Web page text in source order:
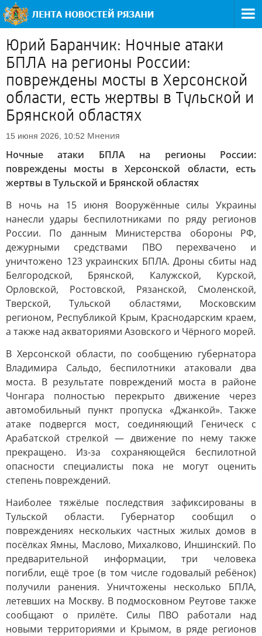
Юрий Баранчик: Ночные атаки
БПЛА на регионы России:
повреждены мосты в Херсонской
области, есть жертвы в Тульской и
Брянской областях
15 июня 2026, 10:52 Мнения
Ночные атаки БПЛА на регионы России:
повреждены мосты в Херсонской области, есть
жертвы в Тульской и Брянской областях
В ночь на 15 июня Вооружённые силы Украины
нанесли удары беспилотниками по ряду регионов
России. По данным Министерства обороны РФ,
дежурными средствами ПВО перехвачено и
уничтожено 123 украинских БПЛА. Дроны сбиты над
Белгородской, Брянской, Калужской, Курской,
Орловской, Ростовской, Рязанской, Смоленской,
Тверской, Тульской областями, Московским
регионом, Республикой Крым, Краснодарским краем,
а также над акваториями Азовского и Чёрного морей.
В Херсонской области, по сообщению губернатора
Владимира Сальдо, беспилотники атаковали два
моста. В результате повреждений моста в районе
Чонгара полностью перекрыто движение через
автомобильный пункт пропуска «Джанкой». Также
атаке подвергся мост, соединяющий Геническ с
Арабатской стрелкой — движение по нему также
прекращено. Из-за сохраняющейся беспилотной
опасности специалисты пока не могут оценить
степень повреждений.
Наиболее тяжёлые последствия зафиксированы в
Тульской области. Губернатор сообщил о
повреждениях нескольких частных жилых домов в
посёлках Ямны, Маслово, Михалково, Иншинский. По
предварительной информации, три человека
погибли, ещё трое (в том числе годовалый ребёнок)
получили ранения. Уничтожены несколько БПЛА,
летевших на Москву. В подмосковном Реутове также
сообщают о прилёте. Силы ПВО работали над
новыми территориями и Крымом, в ряде регионов